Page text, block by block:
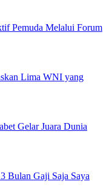
Pemuda Melalui Forum
Lima WNI yang
Gelar Juara Dunia
Bulan Gaji Saja Saya